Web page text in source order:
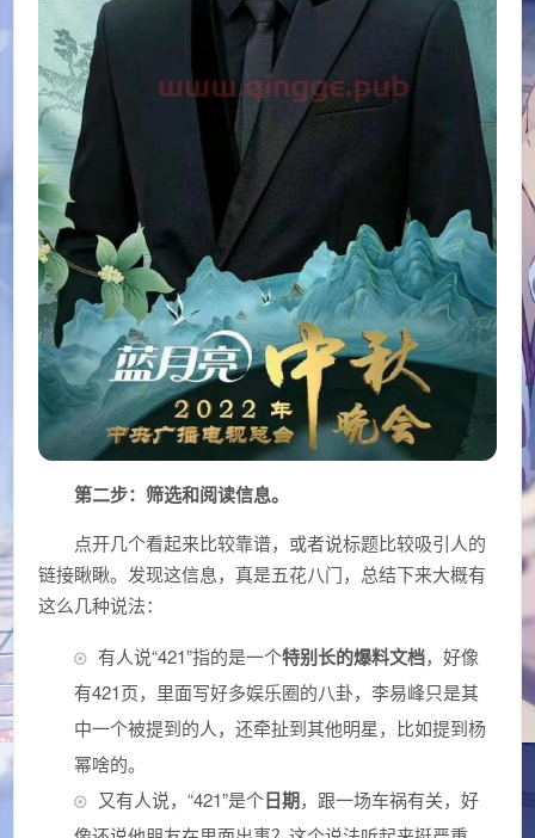
第二步：筛选和阅读信息。
点开几个看起来比较靠谱，或者说标题比较吸引人的
链接瞅瞅。发现这信息，真是五花八门，总结下来大概有
这么几种说法：
有人说“421”指的是一个特别长的爆料文档，好像
有421页，里面写好多娱乐圈的八卦，李易峰只是其
中一个被提到的人，还牵扯到其他明星，比如提到杨
幂啥的。
又有人说，“421”是个日期，跟一场车祸有关，好